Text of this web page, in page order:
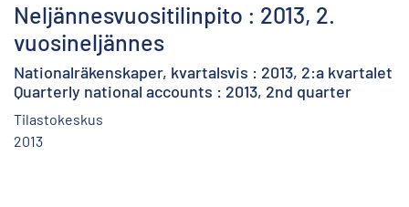
Neljännesvuositilinpito : 2013, 2.
vuosineljännes
Nationalräkenskaper, kvartalsvis : 2013, 2:a kvartalet
Quarterly national accounts : 2013, 2nd quarter
Tilastokeskus
2013